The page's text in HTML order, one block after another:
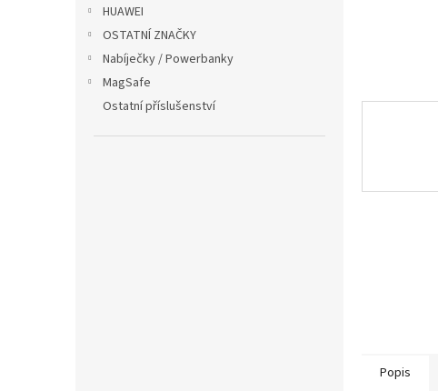
HUAWEI
OSTATNÍ ZNAČKY
Nabíječky / Powerbanky
MagSafe
Ostatní příslušenství
Popis